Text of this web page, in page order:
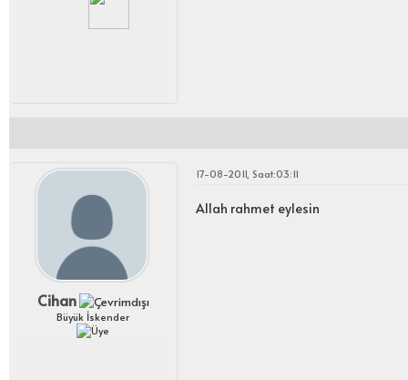
Cihan
Büyük İskender
17-08-2011, Saat:03:11
Allah rahmet eylesin